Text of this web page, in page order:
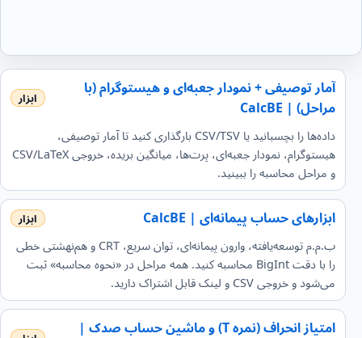
آمار توصیفی + نمودار جعبه‌ای و هیستوگرام (با
مراحل) | CalcBE
داده‌ها را بچسبانید یا CSV/TSV بارگذاری کنید تا آمار توصیفی،
هیستوگرام، نمودار جعبه‌ای، پرت‌ها، میانگین بریده، خروجی CSV/LaTeX
و مراحل محاسبه را ببینید.
ابزارهای حساب پیمانه‌ای | CalcBE
ب.م.م توسعه‌یافته، وارون پیمانه‌ای، توان سریع، CRT و هم‌نهشتی خطی
را با دقت BigInt محاسبه کنید. همه مراحل در «نحوه محاسبه» ثبت
می‌شود و خروجی CSV و لینک قابل اشتراک دارید.
امتیاز انحراف (نمره T) و ماشین حساب صدک |